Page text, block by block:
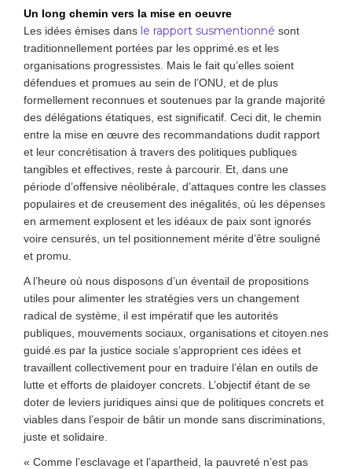
Un long chemin vers la mise en oeuvre
Les idées émises dans le rapport susmentionné sont
traditionnellement portées par les opprimé.es et les
organisations progressistes. Mais le fait qu’elles soient
défendues et promues au sein de l’ONU, et de plus
formellement reconnues et soutenues par la grande majorité
des délégations étatiques, est significatif. Ceci dit, le chemin
entre la mise en œuvre des recommandations dudit rapport
et leur concrétisation à travers des politiques publiques
tangibles et effectives, reste à parcourir. Et, dans une
période d’offensive néolibérale, d’attaques contre les classes
populaires et de creusement des inégalités, où les dépenses
en armement explosent et les idéaux de paix sont ignorés
voire censurés, un tel positionnement mérite d’être souligné
et promu.
A l’heure où nous disposons d’un éventail de propositions
utiles pour alimenter les stratégies vers un changement
radical de système, il est impératif que les autorités
publiques, mouvements sociaux, organisations et citoyen.nes
guidé.es par la justice sociale s’approprient ces idées et
travaillent collectivement pour en traduire l’élan en outils de
lutte et efforts de plaidoyer concrets. L’objectif étant de se
doter de leviers juridiques ainsi que de politiques concrets et
viables dans l’espoir de bâtir un monde sans discriminations,
juste et solidaire.
« Comme l’esclavage et l’apartheid, la pauvreté n’est pas